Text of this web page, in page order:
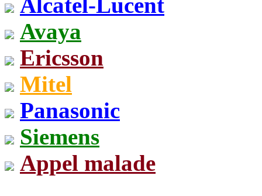
Avaya
Ericsson
Mitel
Panasonic
Siemens
Appel malade